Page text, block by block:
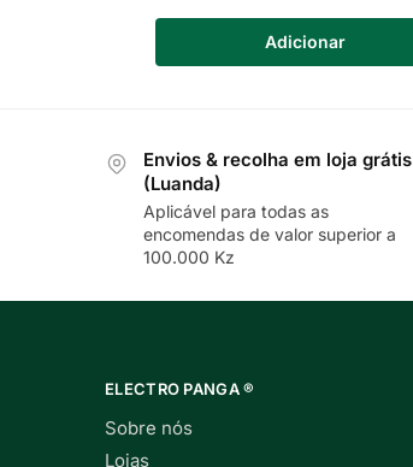
Adicionar
Envios & recolha em loja grátis
(Luanda)
Aplicável para todas as
encomendas de valor superior a
100.000 Kz
ELECTRO PANGA ®
Sobre nós
Lojas